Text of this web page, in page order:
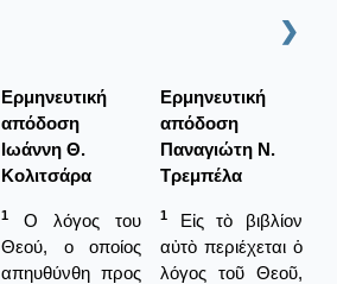
❯
Ερμηνευτική
απόδοση
Ιωάννη Θ.
Κολιτσάρα
Ερμηνευτική
απόδοση
Παναγιώτη Ν.
Τρεμπέλα
1
Ο λόγος του
Θεού, ο οποίος
απηυθύνθη προς
1
Εἰς τὸ βιβλίον
αὐτὸ περιέχεται ὁ
λόγος τοῦ Θεοῦ,